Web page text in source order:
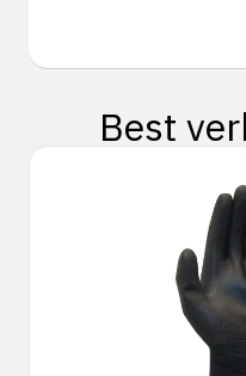
Best